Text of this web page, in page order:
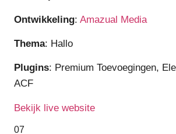
Ontwikkeling: Amazual Media
Thema: Hallo
Plugins: Premium Toevoegingen,
ACF
Bekijk live website
07